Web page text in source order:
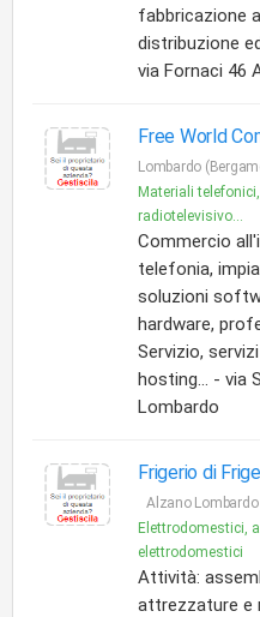
fabbricazione
distribuzione
via Fornaci 46
Free World
Lombardo
Materiali
radiotelevisivo...
Commercio
telefonia,
soluzioni
hardware,
Servizio,
hosting... - via
Lombardo
Frigerio di
Alzano
Elettrodomestici,
elettrodomestici
Attività:
attrezzature e